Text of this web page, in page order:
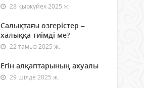
28 қыркүйек 2025 ж.
Салықтағы өзгерістер –
халыққа тиімді ме?
22 тамыз 2025 ж.
Егін алқаптарының ахуалы
29 шілде 2025 ж.